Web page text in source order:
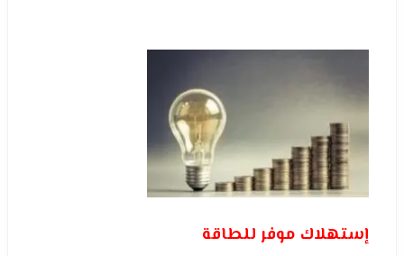
إستهلاك موفر للطاقة